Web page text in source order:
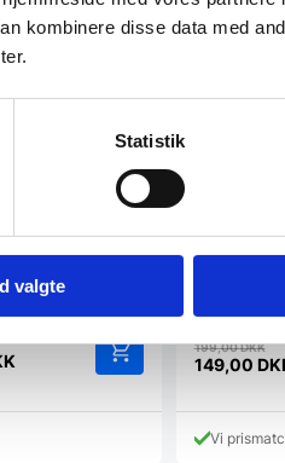
kombinere disse data med
Statistik
valgte
mønster 100 x
tykkelsen under…
vare
199,00DKK
149,00
aktuelle
pris
er:Vi